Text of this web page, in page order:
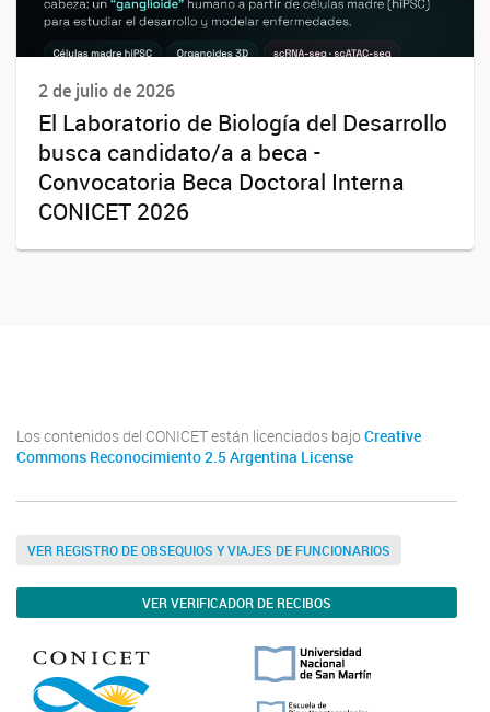
2 de julio de 2026
El Laboratorio de Biología del Desarrollo
busca candidato/a a beca -
Convocatoria Beca Doctoral Interna
CONICET 2026
Los contenidos del CONICET están licenciados bajo Creative
Commons Reconocimiento 2.5 Argentina License
VER REGISTRO DE OBSEQUIOS Y VIAJES DE FUNCIONARIOS
VER VERIFICADOR DE RECIBOS